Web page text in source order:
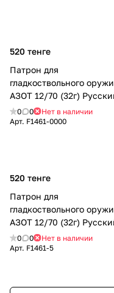
520 тенге
Патрон для
гладкоствольного
АЗОТ 12/70 (32г)
Охотник №0000 Порох
0 0
Нет в наличии
Арт. F1461-0000
520 тенге
Патрон для
гладкоствольного
АЗОТ 12/70 (32г)
Охотник №5 Порох РФ
0 0
Нет в наличии
Арт. F1461-5